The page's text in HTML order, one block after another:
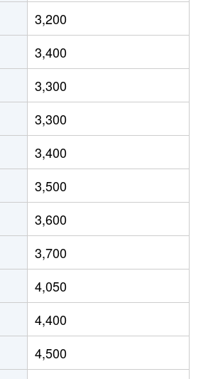
2,800万円
10,000万円
9,500万円
10,000万円
7,200万円
5,100万円
3,800万円
3,600万円
3,800万円
4,200万円
4,100万円
3,200
3,400
3,300
3,300
3,400
3,500
3,600
3,700
4,050
4,400
4,500